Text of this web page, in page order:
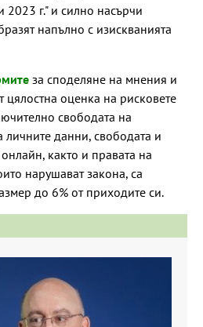
2023 г." и силно насърчи
напълно с изискванията
за споделяне на мнения и
цялостна оценка на рисковете
свободата на
личните данни, свободата и
както и правата на
нарушават закона, са
до 6% от приходите си.